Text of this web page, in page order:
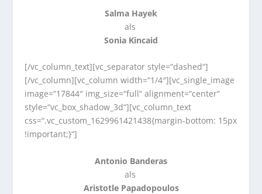
Salma Hayek
als
Sonia Kincaid
[/vc_column_text][vc_separator style=“dashed“]
[/vc_column][vc_column width=“1/4″][vc_single_image
image=“17844″ img_size=“full“ alignment=“center“
style=“vc_box_shadow_3d“][vc_column_text
css=“.vc_custom_1629961421438{margin-bottom: 15px
!important;}“]
Antonio Banderas
als
Aristotle Papadopoulos